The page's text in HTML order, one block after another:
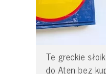
Te greckie
do Aten bez